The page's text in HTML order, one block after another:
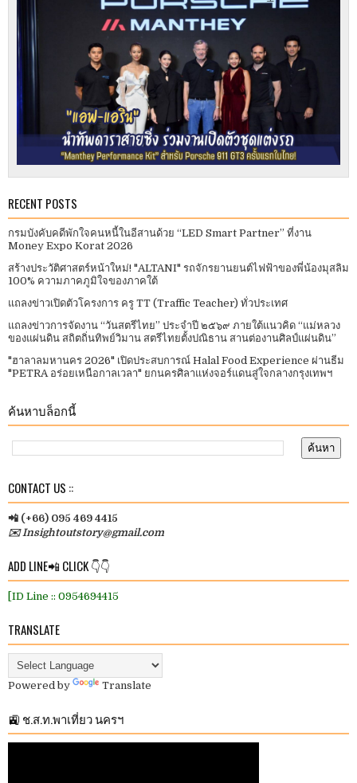
RECENT POSTS
กรมบังคับคดีพักใจคนหนี้ในอีสานด้วย “LED Smart Partner” ที่งาน
Money Expo Korat 2026
สร้างประวัติศาสตร์หน้าใหม่! "ALTANI" รถจักรยานยนต์ไฟฟ้าของพี่น้องมุสลิม
100% ความภาคภูมิใจของภาคใต้
แถลงข่าวเปิดตัวโครงการ ครู TT (Traffic Teacher) ทั่วประเทศ​
แถลงข่าวการจัดงาน “วันสตรีไทย” ประจําปี ๒๕๖๙ ภายใต้แนวคิด “แม่หลวง
ของแผ่นดิน สถิตถิ่นทิพย์วิมาน สตรีไทยตั้งปณิธาน สานต่องานศิลป์แผ่นดิน”
"ฮาลาลมหานคร 2026" เปิดประสบการณ์ Halal Food Experience ผ่านธีม
"PETRA อร่อยเหนือกาลเวลา" ยกนครศิลาแห่งจอร์แดนสู่ใจกลางกรุงเทพฯ
ค้นหาบล็อกนี้
CONTACT US ::
📲 (+66) 095 469 4415
✉️ Insightoutstory@gmail.com
ADD LINE📲 CLICK 👇👇
[ID Line :: 0954694415
TRANSLATE
Powered by Translate
🚉 ช.ส.ท.พาเที่ยว นครฯ